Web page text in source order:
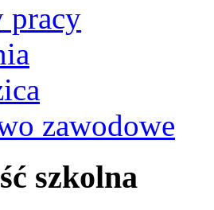
pracy
zawodowe
szkolna